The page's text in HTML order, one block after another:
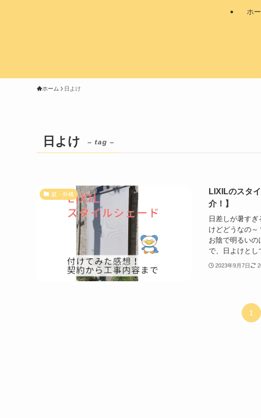
ホ
ホーム 日よけ
日よけ – tag –
庭・外構
LIXILのスタ
介！】
日差しが暑す
けどどうなの
お陰で明るいの
で、日よけとし
2023年9月7日
1